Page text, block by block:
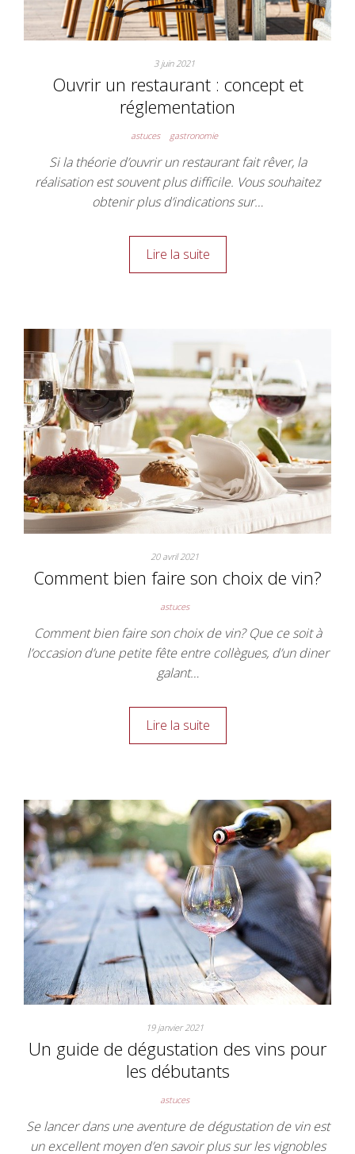
3 juin 2021
Ouvrir un restaurant : concept et
réglementation
astuces gastronomie
Si la théorie d’ouvrir un restaurant fait rêver, la
réalisation est souvent plus difficile. Vous souhaitez
obtenir plus d’indications sur…
Lire la suite
20 avril 2021
Comment bien faire son choix de vin?
astuces
Comment bien faire son choix de vin? Que ce soit à
l’occasion d’une petite fête entre collègues, d’un diner
galant…
Lire la suite
19 janvier 2021
Un guide de dégustation des vins pour
les débutants
astuces
Se lancer dans une aventure de dégustation de vin est
un excellent moyen d’en savoir plus sur les vignobles